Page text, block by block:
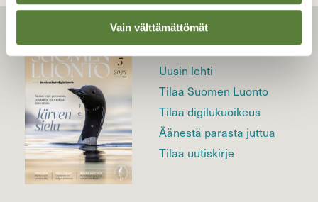
Vain välttämättömät
LEHTI
Uusin lehti
Tilaa Suomen Luonto
Tilaa digilukuoikeus
Äänestä parasta juttua
Tilaa uutiskirje